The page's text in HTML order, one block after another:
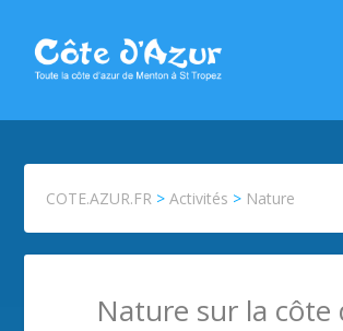
COTE.AZUR.FR >Activités > Nature
Nature sur la côte